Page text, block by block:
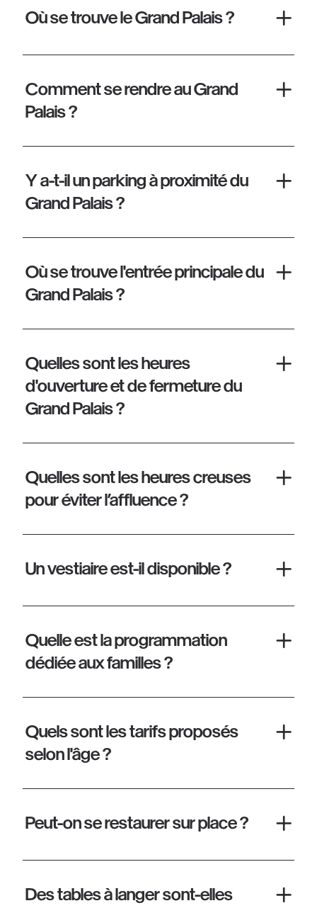
Où se trouve le Grand Palais ?
Comment se rendre au Grand
Palais ?
Y a-t-il un parking à proximité du
Grand Palais ?
Où se trouve l'entrée principale du
Grand Palais ?
Quelles sont les heures
d'ouverture et de fermeture du
Grand Palais ?
Quelles sont les heures creuses
pour éviter l’affluence ?
Un vestiaire est-il disponible ?
Quelle est la programmation
dédiée aux familles ?
Quels sont les tarifs proposés
selon l'âge ?
Peut-on se restaurer sur place ?
Des tables à langer sont-elles